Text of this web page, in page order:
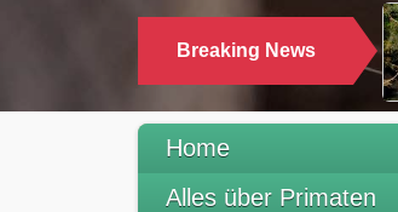
Breaking News
Home
Alles über Primaten